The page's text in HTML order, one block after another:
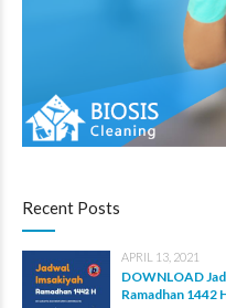
Recent Posts
APRIL 13, 2021
DOWNLOAD
Ramadhan 1442